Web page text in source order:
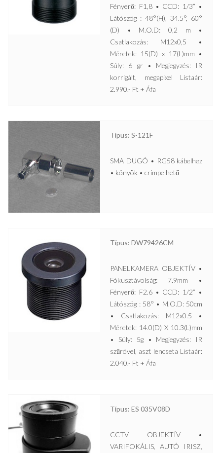
Fényerő: F1,8 • CCD: 1/3” •
Látószög : 48°(H), 34.5°, 60°
(D) • M.O.D: 0,2 m •
Csatlakozás: M12x0,5 •
Méretek: 15(D) x 17(L)mm •
Súly: 6 gr • Megjegyzés: IR
korrigált, megapixel Listaár:
2.990.- Ft + Áfa
Típus: S-121F
SMA DUGÓ • RG58 kábelhez
• könyök • crimpelhető
Típus: DW79426CM
PANELKAMERA OBJEKTÍV •
Fókusztávolság: 7.9mm •
Fényerő: F2.6 • CCD: 1/2” •
Látószög : 58° • M.O.D: 50cm
• Csatlakozás: M12x0.5 •
Méretek: 14.0(D) X 10.3(L)mm
• Súly: 5g • Megjegyzés: IR
szűrövel, aszf. lencseta Listaár:
2.040.- Ft + Áfa
Típus: ES 035V08D
CCTV OBJEKTÍV •
VARIFOKÁLIS, AUTÓ IRISZ,